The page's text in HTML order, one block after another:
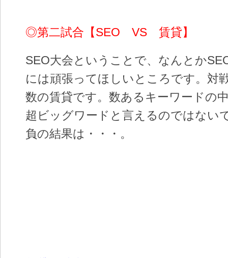
◎第二試合【SEO VS 賃貸】
SEO大会ということで、なんとか
には頑張ってほしいところです。対
数の賃貸です。数あるキーワードの
超ビッグワードと言えるのではない
負の結果は・・・。